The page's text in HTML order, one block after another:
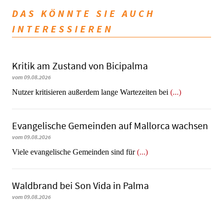
DAS KÖNNTE SIE AUCH
INTERESSIEREN
Kritik am Zustand von Bicipalma
vom 09.08.2026
Nutzer kritisieren außerdem lange Wartezeiten bei (...)
Evangelische Gemeinden auf Mallorca wachsen
vom 09.08.2026
Viele evangelische Gemeinden sind für(...)
Waldbrand bei Son Vida in Palma
vom 09.08.2026